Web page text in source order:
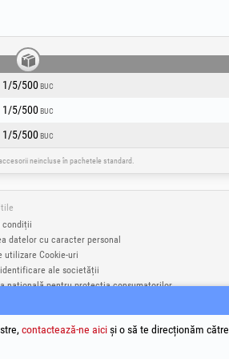
1/5/500BUC
1/5/500BUC
1/5/500BUC
neincluse în pachetele standard.
condiții
datelor cu caracter personal
utilizare Cookie-uri
identificare ale societății
națională pentru protecția consumatorilor
înregistrate Honest General Trading SRL.
contactează-ne aiciși o să te direcționăm